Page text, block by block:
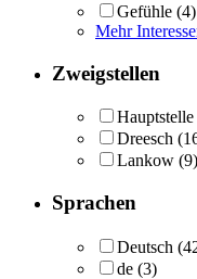
Gefühle (4)
Mehr
Zweigstellen
Hauptstelle
Dreesch
Lankow (9)
Sprachen
Deutsch
de (3)